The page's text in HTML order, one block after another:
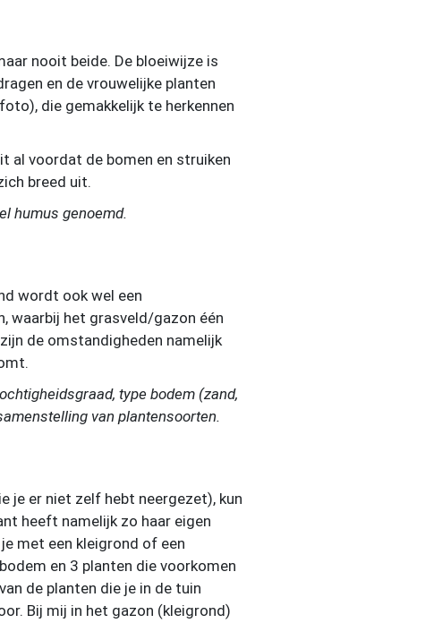
nooit beide. De bloeiwijze is
en de vrouwelijke planten
die gemakkelijk te herkennen
al voordat de bomen en struiken
breed uit.
humus genoemd.
wordt ook wel een
waarbij het grasveld/gazon één
de omstandigheden namelijk
type bodem (zand,
van plantensoorten.
je er niet zelf hebt neergezet), kun
heeft namelijk zo haar eigen
met een kleigrond of een
en 3 planten die voorkomen
de planten die je in de tuin
Bij mij in het gazon (kleigrond)